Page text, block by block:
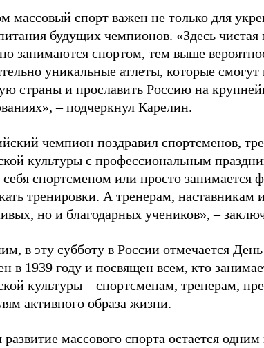
массовый спорт важен не только для
будущих чемпионов. «Здесь
занимаются спортом, тем выше
уникальные атлеты, которые
страны и прославить Россию на
– подчеркнул Карелин.
чемпион поздравил спортсменов,
культуры с профессиональным
себя спортсменом или просто занимается
тренировки. А тренерам, наставникам
но и благодарных учеников», –
в эту субботу в России отмечается
в 1939 году и посвящен всем, кто
культуры – спортсменам, тренерам,
активного образа жизни.
развитие массового спорта остается